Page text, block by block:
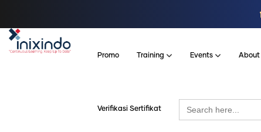
Promo Training Events About
Verifikasi Sertifikat
Search
for: